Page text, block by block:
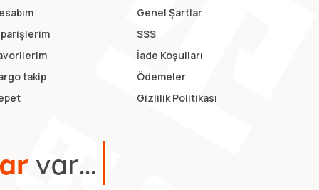
takip
Genel Şartlar
SSS
İade Koşulları
Ödemeler
Gizlilik Politikası
arvar...